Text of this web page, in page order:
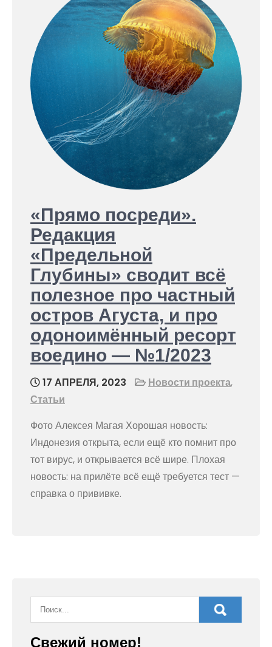
«Прямо посреди».
Редакция
«Предельной
Глубины» сводит всё
полезное про частный
остров Агуста, и про
одоноимённый ресорт
воедино — №1/2023
17 АПРЕЛЯ, 2023 Новости проекта,
Статьи
Фото Алексея Магая Хорошая новость:
Индонезия открыта, если ещё кто помнит про
тот вирус, и открывается всё шире. Плохая
новость: на прилёте всё ещё требуется тест —
справка о прививке.
Свежий номер!